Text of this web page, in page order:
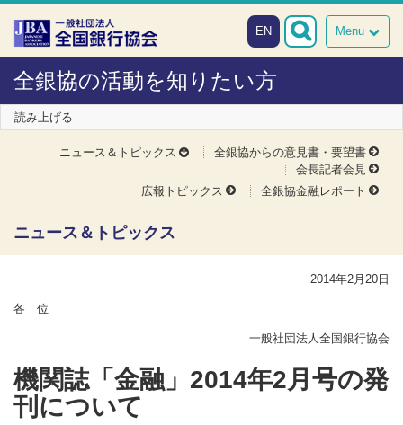
本文へスキップ
障がい者向け相談窓口
Menu
EN
全銀協の活動を知りたい方
読み上げる
ニュース＆トピックス
全銀協からの意見書・要望書
会長記者会見
広報トピックス
全銀協金融レポート
ニュース＆トピックス
2014年2月20日
各 位
一般社団法人全国銀行協会
機関誌「金融」2014年2月号の発
刊について